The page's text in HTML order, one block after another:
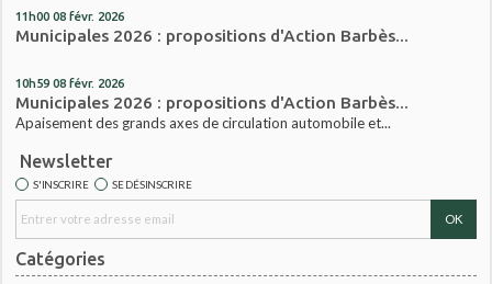
11h00 08 févr. 2026
Municipales 2026 : propositions d'Action Barbès...
10h59 08 févr. 2026
Municipales 2026 : propositions d'Action Barbès...
Apaisement des grands axes de circulation automobile et...
Newsletter
S'INSCRIRE SE DÉSINSCRIRE
Catégories